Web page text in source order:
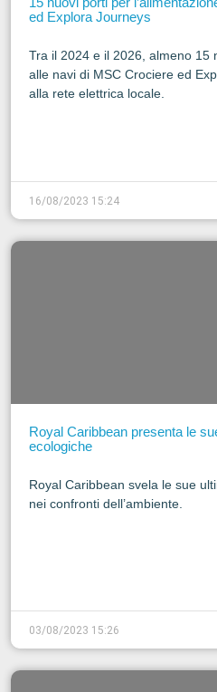
ed Explora Journeys
Tra il 2024 e il 2026, almeno 15
alle navi di MSC Crociere ed
alla rete elettrica locale.
16/08/2023 15:24
Royal Caribbean presenta le
ecologiche
Royal Caribbean svela le sue
nei confronti dell’ambiente.
03/08/2023 15:26